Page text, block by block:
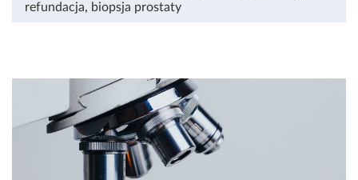
refundacja, biopsja prostaty